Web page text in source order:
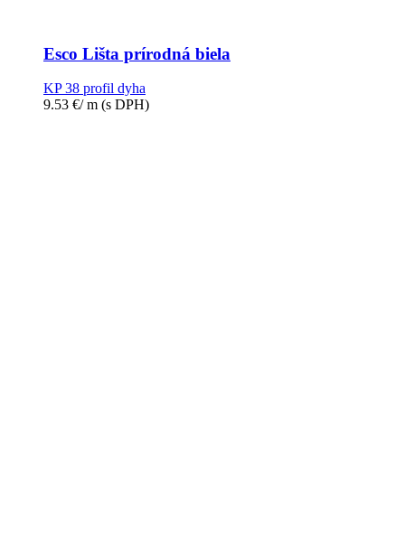
Esco Lišta prírodná biela
KP 38 profil dyha
9.53 €/ m (s DPH)